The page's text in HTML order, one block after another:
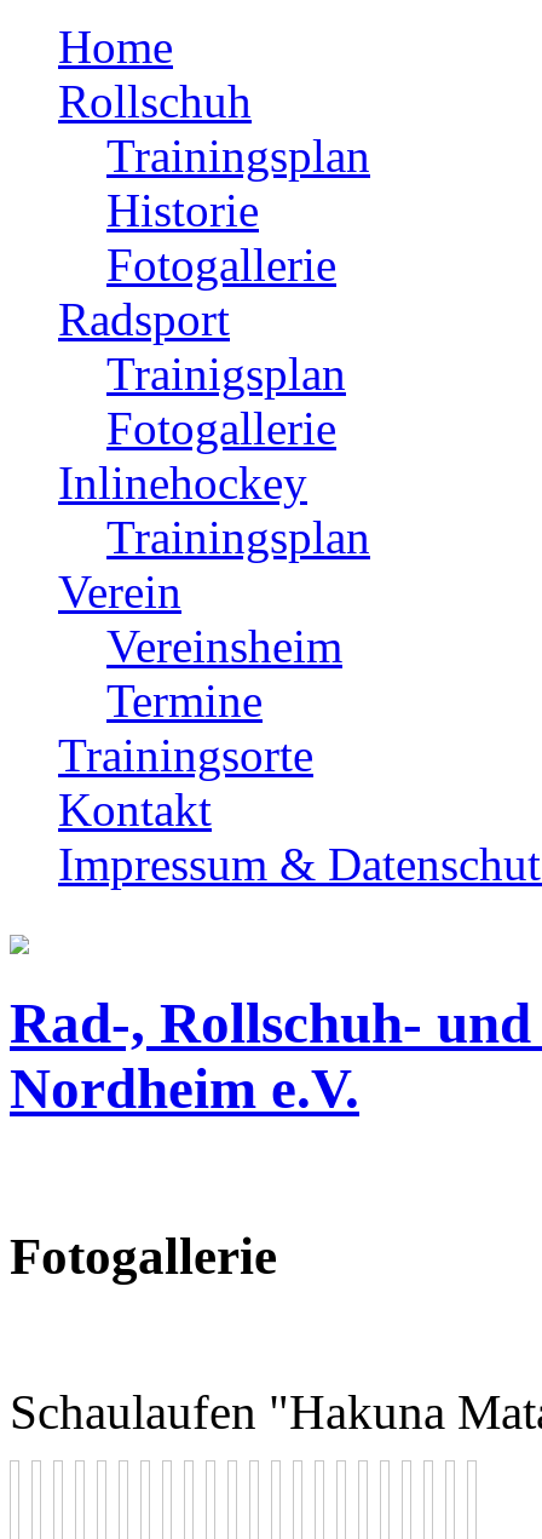
Home
Rollschuh
Trainingsplan
Historie
Fotogallerie
Radsport
Trainigsplan
Fotogallerie
Inlinehockey
Trainingsplan
Verein
Vereinsheim
Termine
Trainingsorte
Kontakt
Impressum &
Rad-, Rollschuh-
Nordheim e.V.
Fotogallerie
Schaulaufen "Hakuna